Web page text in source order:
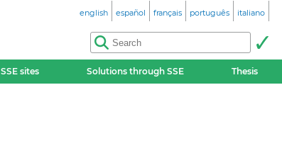
english español français português italiano
SSE sites Solutions through SSE Thesis